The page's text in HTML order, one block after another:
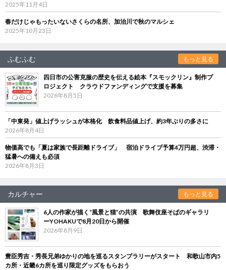
2025年11月4日
春だけじゃもったいないさくらの名所、加治川で秋のマルシェ
2025年10月23日
ふむふむ もっと見る
四日市の公害克服の歴史を伝える絵本『スモックリン』制作プ
ロジェクト クラウドファンディングで支援を募集
2026年8月5日
「中東発」値上げラッシュが本格化 飲食料品値上げ、約3年ぶりの多さに
2026年8月4日
物価高でも「夏は家族で長距離ドライブ」 宿泊ドライブ予算4万円超、渋滞・
猛暑への備えも必須
2026年8月3日
カルチャー もっと見る
6人の作家が描く“風景と猫”の共演 歌舞伎座そばのギャラリ
ーYOHAKUで8月20日から開催
2026年8月9日
豊臣秀吉・秀長兄弟ゆかりの地を巡るスタンプラリーがスタート 和歌山市内5
カ所・近畿6カ所を巡り限定グッズをもらおう